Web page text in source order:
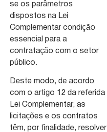
se os parâmetros
dispostos na Lei
Complementar condição
essencial para a
contratação com o setor
público.
Deste modo, de acordo
com o artigo 12 da referida
Lei Complementar, as
licitações e os contratos
têm, por finalidade, resolver